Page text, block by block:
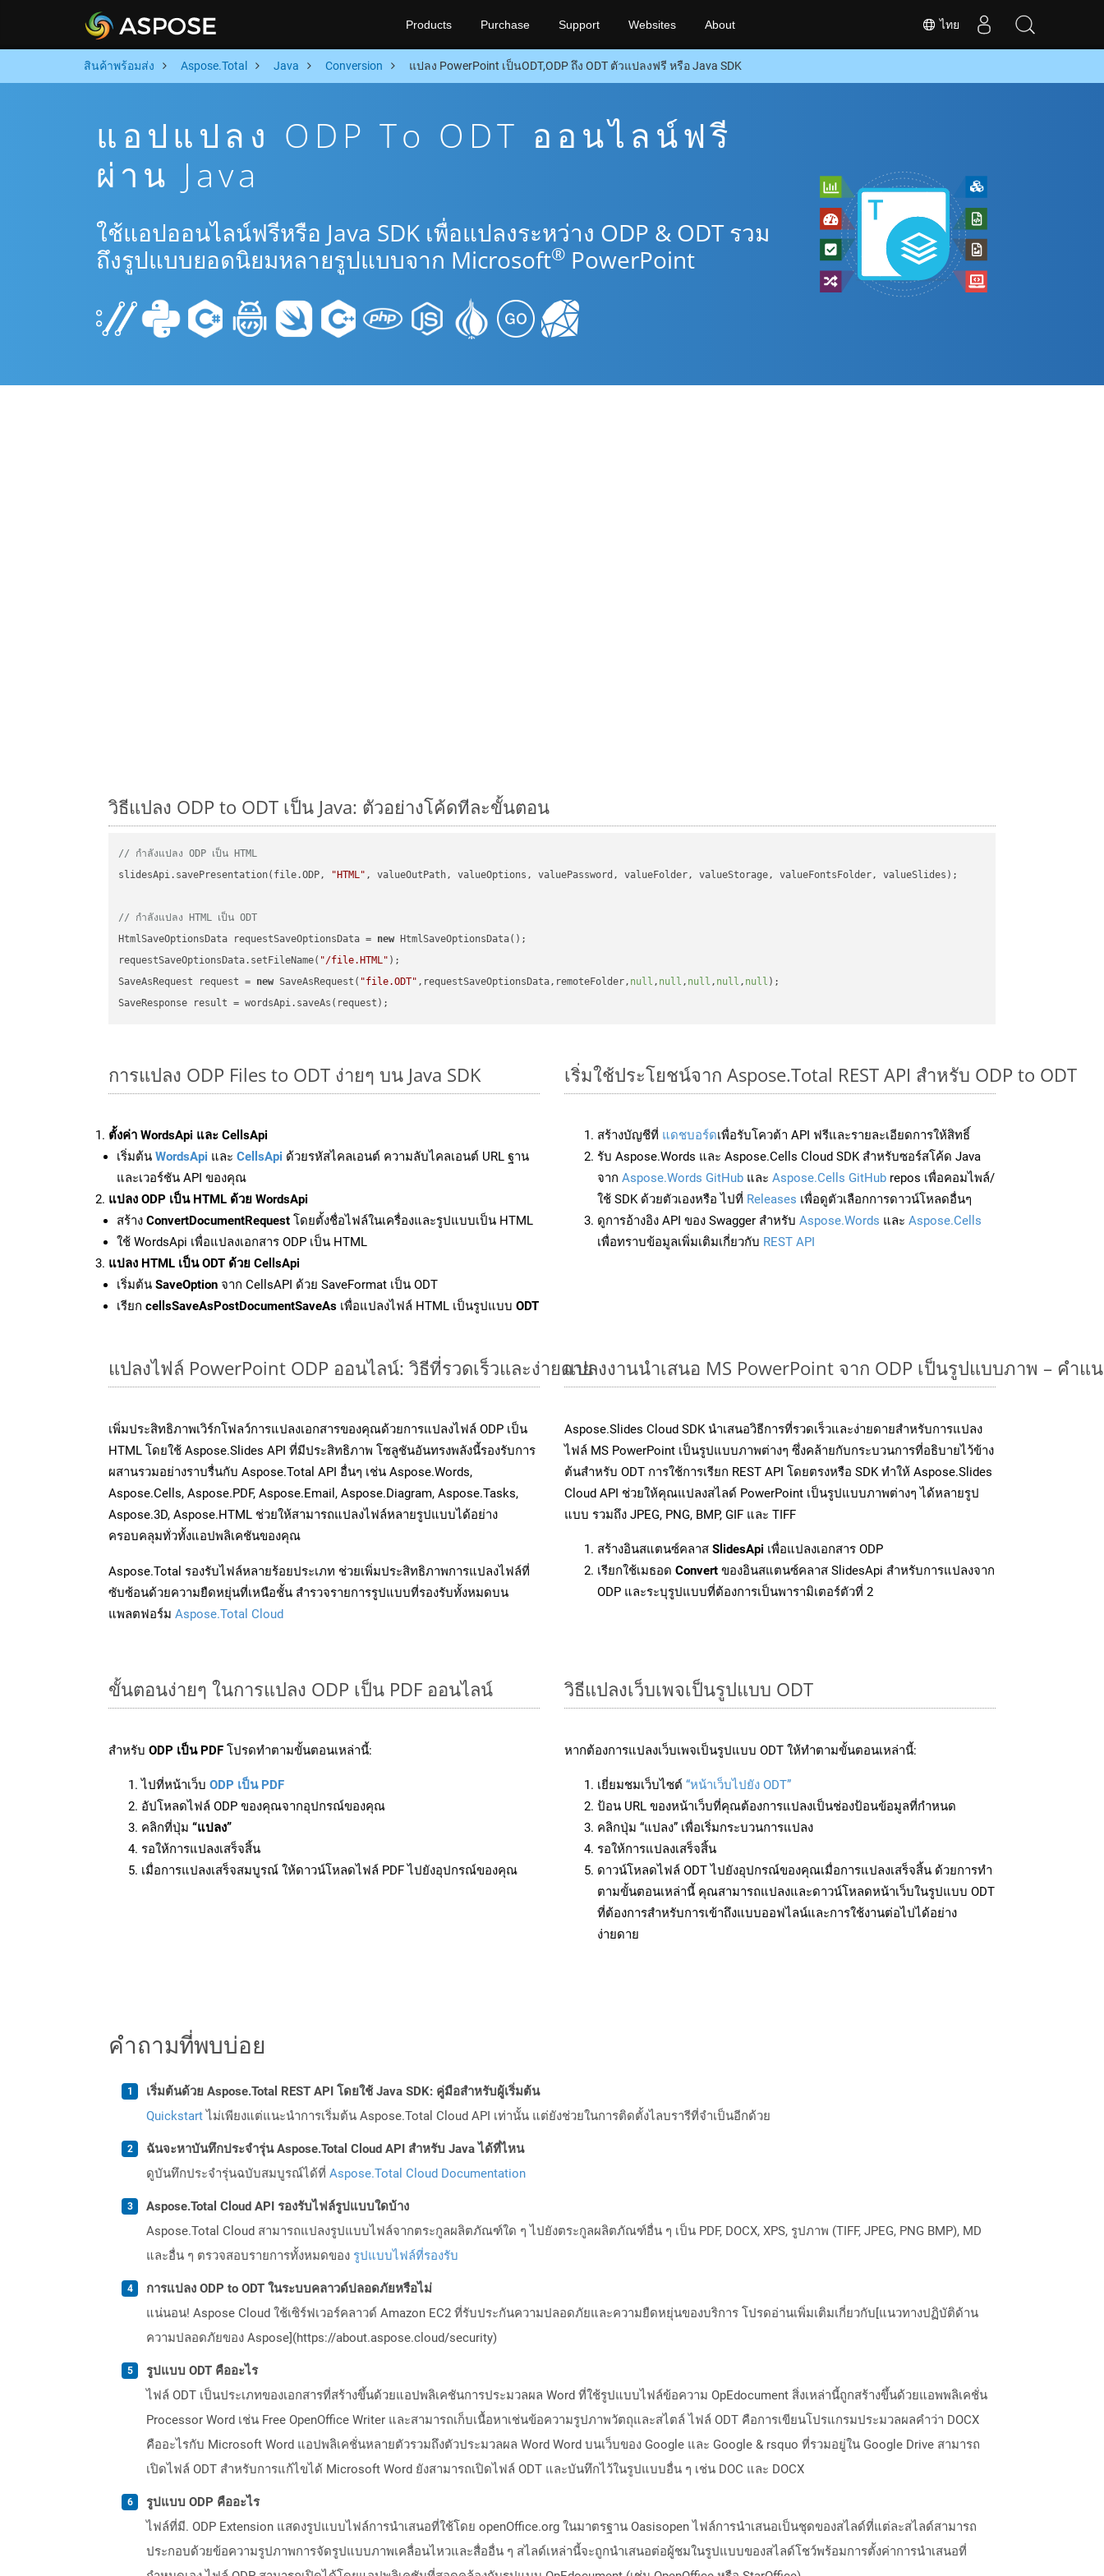
ไทย
Products Purchase Support Websites About
สินค้าพร้อมส่ง Aspose.Total Java Conversion แปลง PowerPoint เป็นODT,ODP ถึง ODT ตัวแปลงฟรี หรือ Java SDK
แอปแปลง ODP To ODT ออนไลน์ฟรี
ผ่าน Java
ใช้แอปออนไลน์ฟรีหรือ Java SDK เพื่อแปลงระหว่าง ODP & ODT รวม
ถึงรูปแบบยอดนิยมหลายรูปแบบจาก Microsoft® PowerPoint
วิธีแปลง ODP to ODT เป็น Java: ตัวอย่างโค้ดทีละขั้นตอน
// กำลังแปลง ODP เป็น HTML
slidesApi.savePresentation(file.ODP,
"HTML" , valueOutPath, valueOptions, valuePassword, valueFolder, valueStorage, valueFontsFolder, valueSlides);
// กำลังแปลง HTML เป็น ODT
HtmlSaveOptionsData requestSaveOptionsData = new HtmlSaveOptionsData();
requestSaveOptionsData.setFileName( "/file.HTML" );
SaveAsRequest request = new SaveAsRequest( "file.ODT" ,requestSaveOptionsData,remoteFolder, null , null , null , null , null );
การแปลง ODP Files to ODT ง่ายๆ บน Java SDK
ตั้งค่า WordsApi และ CellsApi
เริ่มต้น WordsApi และ CellsApi ด้วยรหัสไคลเอนต์ ความลับไคลเอนต์ URL ฐาน
และเวอร์ชัน API ของคุณ
แปลง ODP เป็น HTML ด้วย WordsApi
สร้าง ConvertDocumentRequest โดยตั้งชื่อไฟล์ในเครื่องและรูปแบบเป็น HTML
ใช้ WordsApi เพื่อแปลงเอกสาร ODP เป็น HTML
แปลง HTML เป็น ODT ด้วย CellsApi
เริ่มต้น SaveOption จาก CellsAPI ด้วย SaveFormat เป็น ODT
เรียก cellsSaveAsPostDocumentSaveAs เพื่อแปลงไฟล์ HTML เป็นรูปแบบ ODT
เริ่มใช้ประโยชน์จาก Aspose.Total REST API สำหรับ ODP to ODT
สร้างบัญชีที่ แดชบอร์ดเพื่อรับโควต้า API ฟรีและรายละเอียดการให้สิทธิ์
รับ Aspose.Words และ Aspose.Cells Cloud SDK สำหรับซอร์สโค้ด Java
จาก Aspose.Words GitHub และ Aspose.Cells GitHub repos เพื่อคอมไพล์/
ใช้ SDK ด้วยตัวเองหรือ ไปที่ Releases เพื่อดูตัวเลือกการดาวน์โหลดอื่นๆ
ดูการอ้างอิง API ของ Swagger สำหรับ Aspose.Words และ Aspose.Cells
เพื่อทราบข้อมูลเพิ่มเติมเกี่ยวกับ REST API
แปลงไฟล์ PowerPoint ODP ออนไลน์: วิธีที่รวดเร็วและง่ายดาย
เพิ่มประสิทธิภาพเวิร์กโฟลว์การแปลงเอกสารของคุณด้วยการแปลงไฟล์ ODP เป็น
HTML โดยใช้ Aspose.Slides API ที่มีประสิทธิภาพ โซลูชันอันทรงพลังนี้รองรับการ
ผสานรวมอย่างราบรื่นกับ Aspose.Total API อื่นๆ เช่น Aspose.Words,
Aspose.Cells, Aspose.PDF, Aspose.Email, Aspose.Diagram, Aspose.Tasks,
Aspose.3D, Aspose.HTML ช่วยให้สามารถแปลงไฟล์หลายรูปแบบได้อย่าง
ครอบคลุมทั่วทั้งแอปพลิเคชันของคุณ
Aspose.Total รองรับไฟล์หลายร้อยประเภท ช่วยเพิ่มประสิทธิภาพการแปลงไฟล์ที่
ซับซ้อนด้วยความยืดหยุ่นที่เหนือชั้น สำรวจรายการรูปแบบที่รองรับทั้งหมดบน
แพลตฟอร์ม Aspose.Total Cloud
แปลงงานนำเสนอ MS PowerPoint จาก ODP เป็นรูปแบบภาพ – คำ
Aspose.Slides Cloud SDK นำเสนอวิธีการที่รวดเร็วและง่ายดายสำหรับการแปลง
ไฟล์ MS PowerPoint เป็นรูปแบบภาพต่างๆ ซึ่งคล้ายกับกระบวนการที่อธิบายไว้ข้าง
ต้นสำหรับ ODT การใช้การเรียก REST API โดยตรงหรือ SDK ทำให้ Aspose.Slides
Cloud API ช่วยให้คุณแปลงสไลด์ PowerPoint เป็นรูปแบบภาพต่างๆ ได้หลายรูป
แบบ รวมถึง JPEG, PNG, BMP, GIF และ TIFF
สร้างอินสแตนซ์คลาส SlidesApi เพื่อแปลงเอกสาร ODP
เรียกใช้เมธอด Convert ของอินสแตนซ์คลาส SlidesApi สำหรับการแปลงจาก
ODP และระบุรูปแบบที่ต้องการเป็นพารามิเตอร์ตัวที่ 2
ขั้นตอนง่ายๆ ในการแปลง ODP เป็น PDF ออนไลน์
สำหรับ ODP เป็น PDF โปรดทำตามขั้นตอนเหล่านี้:
ไปที่หน้าเว็บ ODP เป็น PDF
อัปโหลดไฟล์ ODP ของคุณจากอุปกรณ์ของคุณ
คลิกที่ปุ่ม “แปลง”
รอให้การแปลงเสร็จสิ้น
เมื่อการแปลงเสร็จสมบูรณ์ ให้ดาวน์โหลดไฟล์ PDF ไปยังอุปกรณ์ของคุณ
วิธีแปลงเว็บเพจเป็นรูปแบบ ODT
หากต้องการแปลงเว็บเพจเป็นรูปแบบ ODT ให้ทำตามขั้นตอนเหล่านี้:
เยี่ยมชมเว็บไซต์ “หน้าเว็บไปยัง ODT”
ป้อน URL ของหน้าเว็บที่คุณต้องการแปลงเป็นช่องป้อนข้อมูลที่กำหนด
คลิกปุ่ม “แปลง” เพื่อเริ่มกระบวนการแปลง
รอให้การแปลงเสร็จสิ้น
ดาวน์โหลดไฟล์ ODT ไปยังอุปกรณ์ของคุณเมื่อการแปลงเสร็จสิ้น ด้วยการทำ
ตามขั้นตอนเหล่านี้ คุณสามารถแปลงและดาวน์โหลดหน้าเว็บในรูปแบบ ODT
ที่ต้องการสำหรับการเข้าถึงแบบออฟไลน์และการใช้งานต่อไปได้อย่าง
ง่ายดาย
คำถามที่พบบ่อย
เริ่มต้นด้วย Aspose.Total REST API โดยใช้ Java SDK: คู่มือสำหรับผู้เริ่มต้น
Quickstartไม่เพียงแต่แนะนำการเริ่มต้น Aspose.Total Cloud API เท่านั้น แต่ยังช่วยในการติดตั้งไลบรารีที่จำเป็นอีกด้วย
ฉันจะหาบันทึกประจำรุ่น Aspose.Total Cloud API สำหรับ Java ได้ที่ไหน
ดูบันทึกประจำรุ่นฉบับสมบูรณ์ได้ที่ Aspose.Total Cloud Documentation
Aspose.Total Cloud API รองรับไฟล์รูปแบบใดบ้าง
Aspose.Total Cloud สามารถแปลงรูปแบบไฟล์จากตระกูลผลิตภัณฑ์ใด ๆ ไปยังตระกูลผลิตภัณฑ์อื่น ๆ เป็น PDF, DOCX, XPS, รูปภาพ (TIFF, JPEG, PNG BMP), MD
และอื่น ๆ ตรวจสอบรายการทั้งหมดของ รูปแบบไฟล์ที่รองรับ
การแปลง ODP to ODT ในระบบคลาวด์ปลอดภัยหรือไม่
แน่นอน! Aspose Cloud ใช้เซิร์ฟเวอร์คลาวด์ Amazon EC2 ที่รับประกันความปลอดภัยและความยืดหยุ่นของบริการ โปรดอ่านเพิ่มเติมเกี่ยวกับ[แนวทางปฏิบัติด้าน
ความปลอดภัยของ Aspose](https://about.aspose.cloud/security)
รูปแบบ ODT คืออะไร
ไฟล์ ODT เป็นประเภทของเอกสารที่สร้างขึ้นด้วยแอปพลิเคชันการประมวลผล Word ที่ใช้รูปแบบไฟล์ข้อความ OpEdocument สิ่งเหล่านี้ถูกสร้างขึ้นด้วยแอพพลิเคชั่น
Processor Word เช่น Free OpenOffice Writer และสามารถเก็บเนื้อหาเช่นข้อความรูปภาพวัตถุและสไตล์ ไฟล์ ODT คือการเขียนโปรแกรมประมวลผลคำว่า DOCX
คืออะไรกับ Microsoft Word แอปพลิเคชั่นหลายตัวรวมถึงตัวประมวลผล Word Word บนเว็บของ Google และ Google & rsquo ที่รวมอยู่ใน Google Drive สามารถ
เปิดไฟล์ ODT สำหรับการแก้ไขได้ Microsoft Word ยังสามารถเปิดไฟล์ ODT และบันทึกไว้ในรูปแบบอื่น ๆ เช่น DOC และ DOCX
รูปแบบ ODP คืออะไร
ไฟล์ที่มี. ODP Extension แสดงรูปแบบไฟล์การนำเสนอที่ใช้โดย openOffice.org ในมาตรฐาน Oasisopen ไฟล์การนำเสนอเป็นชุดของสไลด์ที่แต่ละสไลด์สามารถ
ประกอบด้วยข้อความรูปภาพการจัดรูปแบบภาพเคลื่อนไหวและสื่ออื่น ๆ สไลด์เหล่านี้จะถูกนำเสนอต่อผู้ชมในรูปแบบของสไลด์โชว์พร้อมการตั้งค่าการนำเสนอที่